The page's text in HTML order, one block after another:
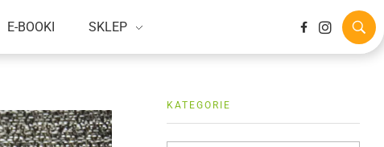
E-BOOKI SKLEP
KATEGORIE